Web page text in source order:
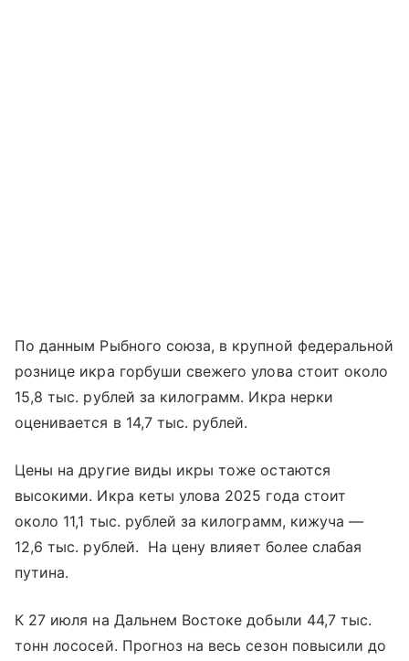
По данным Рыбного союза, в крупной федеральной
рознице икра горбуши свежего улова стоит около
15,8 тыс. рублей за килограмм. Икра нерки
оценивается в 14,7 тыс. рублей.
Цены на другие виды икры тоже остаются
высокими. Икра кеты улова 2025 года стоит
около 11,1 тыс. рублей за килограмм, кижуча —
12,6 тыс. рублей. На цену влияет более слабая
путина.
К 27 июля на Дальнем Востоке добыли 44,7 тыс.
тонн лососей. Прогноз на весь сезон повысили до